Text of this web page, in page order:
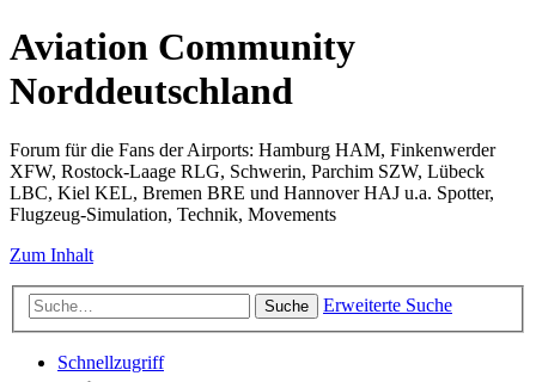
Aviation Community
Norddeutschland
Forum für die Fans der Airports: Hamburg HAM, Finkenwerder
XFW, Rostock-Laage RLG, Schwerin, Parchim SZW, Lübeck
LBC, Kiel KEL, Bremen BRE und Hannover HAJ u.a. Spotter,
Flugzeug-Simulation, Technik, Movements
Zum Inhalt
Suche Erweiterte Suche
Schnellzugriff